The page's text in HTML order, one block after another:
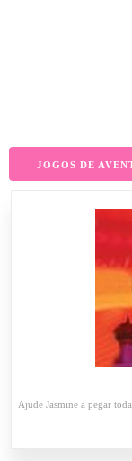
JOGOS DE
Ajude Jasmine a pegar